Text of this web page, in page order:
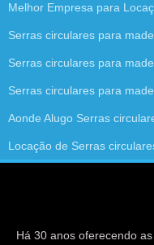
Melhor Empresa para
Serras circulares para
Serras circulares para
Serras circulares para
Aonde Alugo Serras
Locação de Serras
Há 30 anos oferecendo